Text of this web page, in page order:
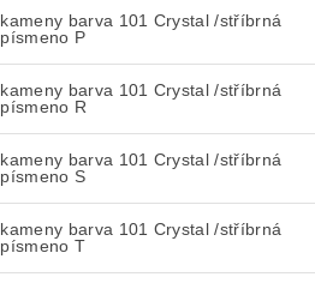
kameny barva 101 Crystal /stříbrná
písmeno P
kameny barva 101 Crystal /stříbrná
písmeno R
kameny barva 101 Crystal /stříbrná
písmeno S
kameny barva 101 Crystal /stříbrná
písmeno T